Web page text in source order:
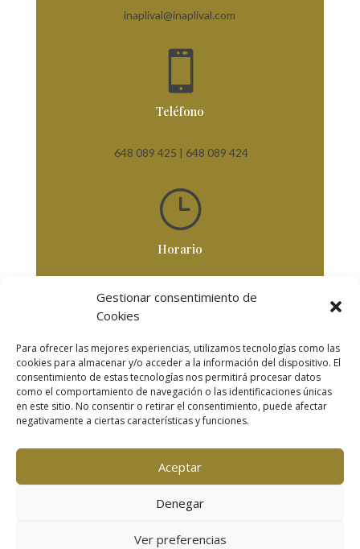
Gestionar consentimiento de
Cookies
Para ofrecer las mejores experiencias, utilizamos tecnologías como las
cookies para almacenar y/o acceder a la información del dispositivo. El
consentimiento de estas tecnologías nos permitirá procesar datos
como el comportamiento de navegación o las identificaciones únicas
en este sitio. No consentir o retirar el consentimiento, puede afectar
negativamente a ciertas características y funciones.
Aceptar
Denegar
Ver preferencias
inaplival@inaplival.com

Teléfono
648 089 425 | 648 089 424
}
Horario
Secciones
INICIO|TRABAJOS| CLIENTES|
NOSOTROS|CONTACTO|VIDEOS
© Copyright | Todos los derechos reservados |